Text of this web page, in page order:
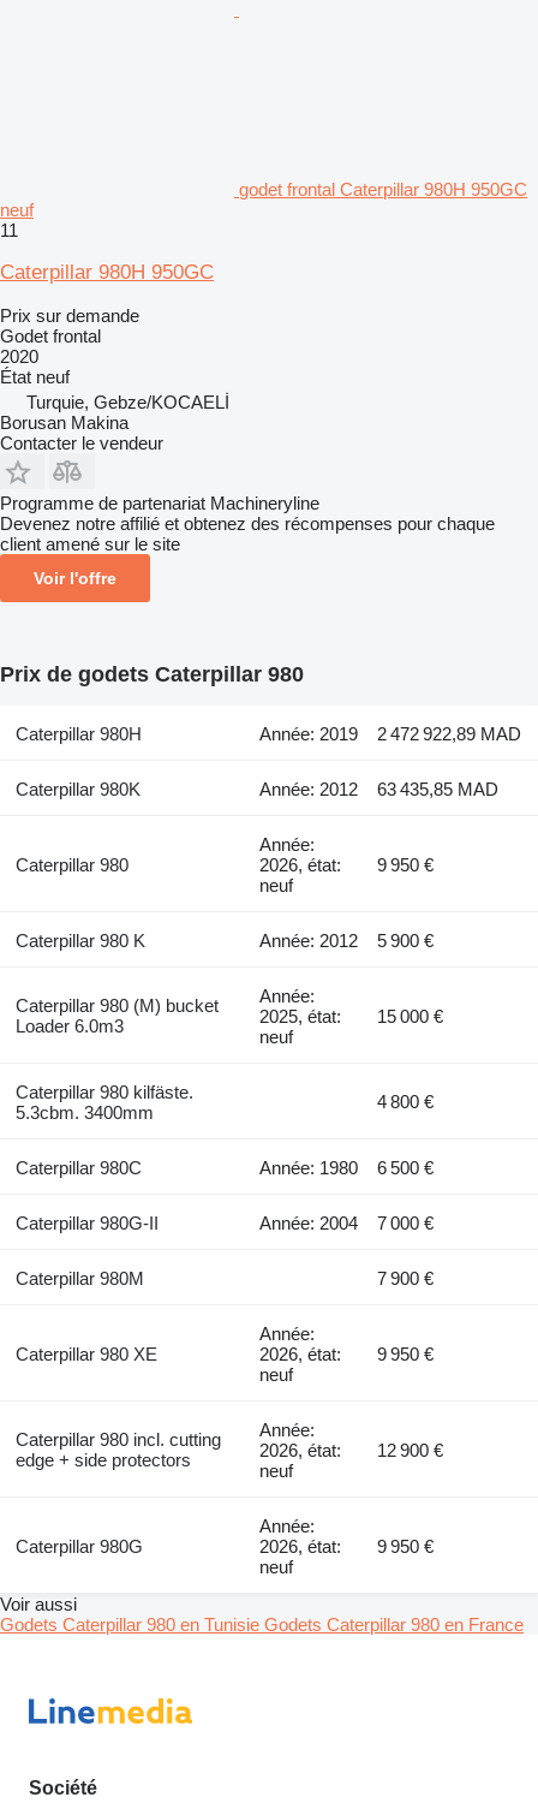
godet frontal Caterpillar 980H 950GC
neuf
11
Caterpillar 980H 950GC
Prix sur demande
Godet frontal
2020
État neuf
Turquie, Gebze/KOCAELİ
Borusan Makina
Contacter le vendeur
Programme de partenariat Machineryline
Devenez notre affilié et obtenez des récompenses pour chaque
client amené sur le site
Voir l'offre
Prix de godets Caterpillar 980
Caterpillar 980H Année: 2019 2 472 922,89 MAD
Caterpillar 980K Année: 2012 63 435,85 MAD
Caterpillar 980
Année:
2026, état:
neuf
9 950 €
Caterpillar 980 K Année: 2012 5 900 €
Caterpillar 980 (M) bucket
Loader 6.0m3
Année:
2025, état:
neuf
15 000 €
Caterpillar 980 kilfäste.
5.3cbm. 3400mm
4 800 €
Caterpillar 980C Année: 1980 6 500 €
Caterpillar 980G-II Année: 2004 7 000 €
Caterpillar 980M 7 900 €
Caterpillar 980 XE
Année:
2026, état:
neuf
9 950 €
Caterpillar 980 incl. cutting
edge + side protectors
Année:
2026, état:
neuf
12 900 €
Caterpillar 980G
Année:
2026, état:
neuf
9 950 €
Voir aussi
Godets Caterpillar 980 en Tunisie Godets Caterpillar 980 en France
Société